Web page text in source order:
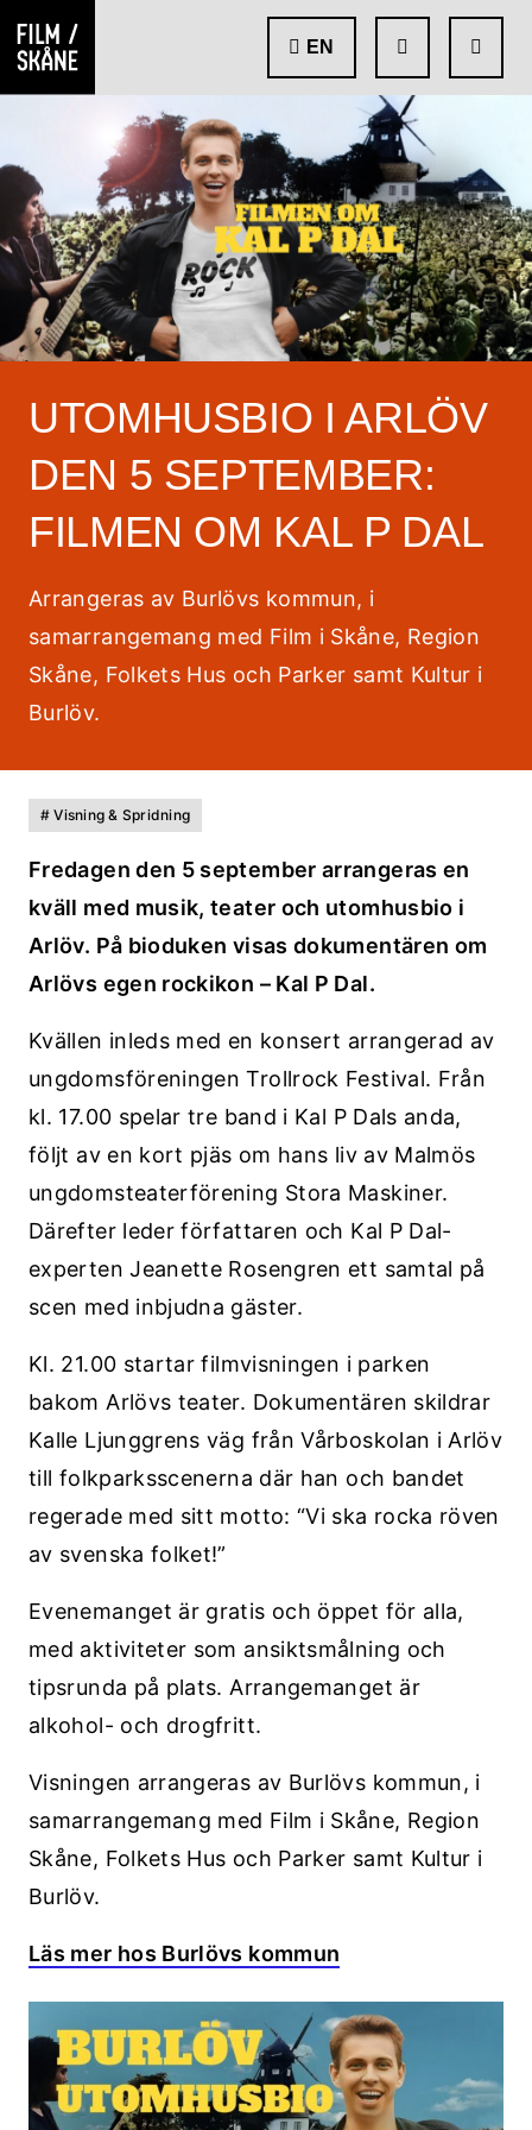
EN
UTOMHUSBIO I ARLÖV
DEN 5 SEPTEMBER:
FILMEN OM KAL P DAL
Arrangeras av Burlövs kommun, i
samarrangemang med Film i Skåne, Region
Skåne, Folkets Hus och Parker samt Kultur i
Burlöv.
# Visning & Spridning
Fredagen den 5 september arrangeras en
kväll med musik, teater och utomhusbio i
Arlöv. På bioduken visas dokumentären om
Arlövs egen rockikon – Kal P Dal.
Kvällen inleds med en konsert arrangerad av
ungdomsföreningen Trollrock Festival. Från
kl. 17.00 spelar tre band i Kal P Dals anda,
följt av en kort pjäs om hans liv av Malmös
ungdomsteaterförening Stora Maskiner.
Därefter leder författaren och Kal P Dal-
experten Jeanette Rosengren ett samtal på
scen med inbjudna gäster.
Kl. 21.00 startar filmvisningen i parken
bakom Arlövs teater. Dokumentären skildrar
Kalle Ljunggrens väg från Vårboskolan i Arlöv
till folkparksscenerna där han och bandet
regerade med sitt motto: “Vi ska rocka röven
av svenska folket!”
Evenemanget är gratis och öppet för alla,
med aktiviteter som ansiktsmålning och
tipsrunda på plats. Arrangemanget är
alkohol- och drogfritt.
Visningen arrangeras av Burlövs kommun, i
samarrangemang med Film i Skåne, Region
Skåne, Folkets Hus och Parker samt Kultur i
Burlöv.
Läs mer hos Burlövs kommun